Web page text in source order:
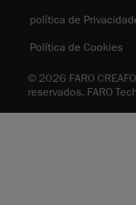
© 2026 FARO
reservados. FARO
política de
Política de Cookies